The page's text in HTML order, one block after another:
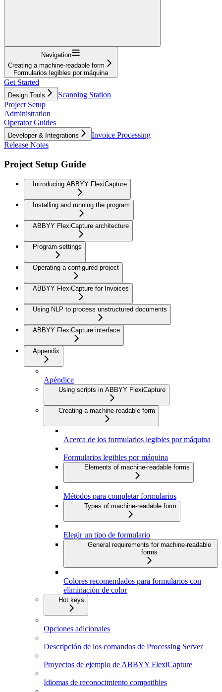
Navigation
Creating a machine-readable form
Formularios legibles por máquina
Get Started
Design Tools
Scanning Station
Project Setup
Administration
Operator Guides
Developer & Integrations
Invoice Processing
Release Notes
Project Setup Guide
Introducing ABBYY FlexiCapture
Installing and running the program
ABBYY FlexiCapture architecture
Program settings
Operating a configured project
ABBYY FlexiCapture for Invoices
Using NLP to process unstructured documents
ABBYY FlexiCapture interface
Appendix
Apéndice
Using scripts in ABBYY FlexiCapture
Creating a machine-readable form
Acerca de los formularios legibles por máquina
Formularios legibles por máquina
Elements of machine-readable forms
Métodos para completar formularios
Types of machine-readable form
Elegir un tipo de formulario
General requirements for machine-readable
forms
Colores recomendados para formularios con
eliminación de color
Hot keys
Opciones adicionales
Descripción de los comandos de Processing Server
Proyectos de ejemplo de ABBYY FlexiCapture
Idiomas de reconocimiento compatibles